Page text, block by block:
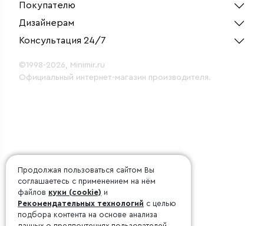
Покупателю
Дизайнерам
Консультация 24/7
©1998-2026, Minimir.ru
Официальный интернет-магазин производителя.
Продолжая пользоваться сайтом Вы
соглашаетесь с применением на нём
файлов куки (cookie) и
Рекомендательных технологий с целью
подбора контента на основе анализа